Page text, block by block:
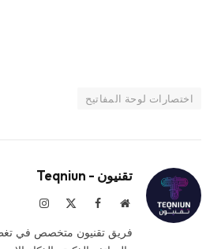
اختصارات لوحة المفاتيح
تقنيون - Teqniun
موقعفيسبوك
فريق تقنيون متخصص في